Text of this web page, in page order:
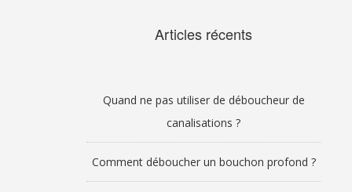
Articles récents
Quand ne pas utiliser de déboucheur de
canalisations ?
Comment déboucher un bouchon profond ?